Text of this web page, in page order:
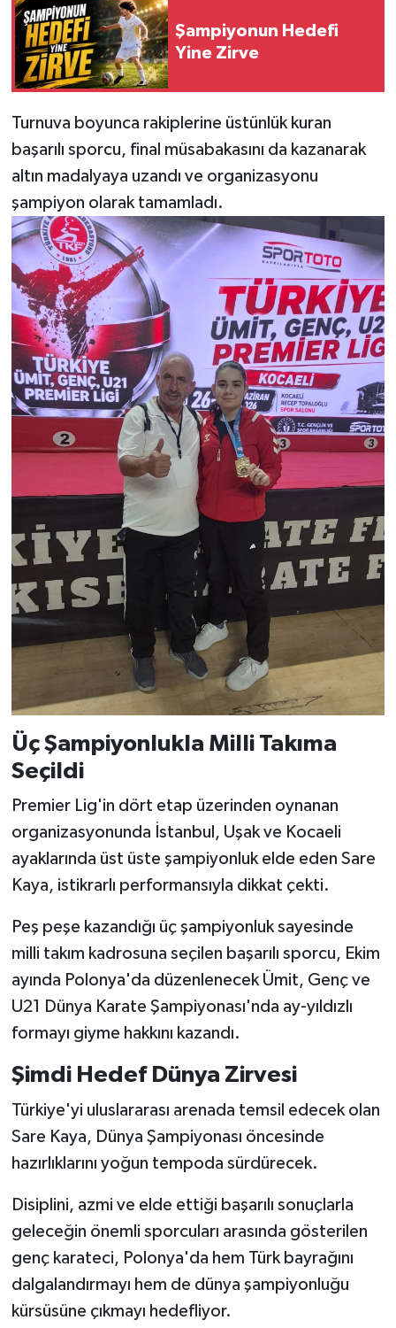
Şampiyonun Hedefi
Yine Zirve
Turnuva boyunca rakiplerine üstünlük kuran
başarılı sporcu, final müsabakasını da kazanarak
altın madalyaya uzandı ve organizasyonu
şampiyon olarak tamamladı.
Üç Şampiyonlukla Milli Takıma
Seçildi
Premier Lig'in dört etap üzerinden oynanan
organizasyonunda İstanbul, Uşak ve Kocaeli
ayaklarında üst üste şampiyonluk elde eden Sare
Kaya, istikrarlı performansıyla dikkat çekti.
Peş peşe kazandığı üç şampiyonluk sayesinde
milli takım kadrosuna seçilen başarılı sporcu, Ekim
ayında Polonya'da düzenlenecek Ümit, Genç ve
U21 Dünya Karate Şampiyonası'nda ay-yıldızlı
formayı giyme hakkını kazandı.
Şimdi Hedef Dünya Zirvesi
Türkiye'yi uluslararası arenada temsil edecek olan
Sare Kaya, Dünya Şampiyonası öncesinde
hazırlıklarını yoğun tempoda sürdürecek.
Disiplini, azmi ve elde ettiği başarılı sonuçlarla
geleceğin önemli sporcuları arasında gösterilen
genç karateci, Polonya'da hem Türk bayrağını
dalgalandırmayı hem de dünya şampiyonluğu
kürsüsüne çıkmayı hedefliyor.